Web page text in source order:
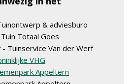
& adviesburo
Totaal Goes
Tuinservice Van der Werf
VHG
Appeltern